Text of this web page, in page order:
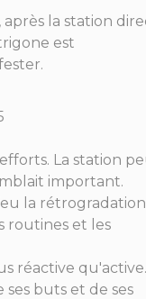
la station
est
La station
important.
la rétrogradation
routines et les
réactive
buts et de ses